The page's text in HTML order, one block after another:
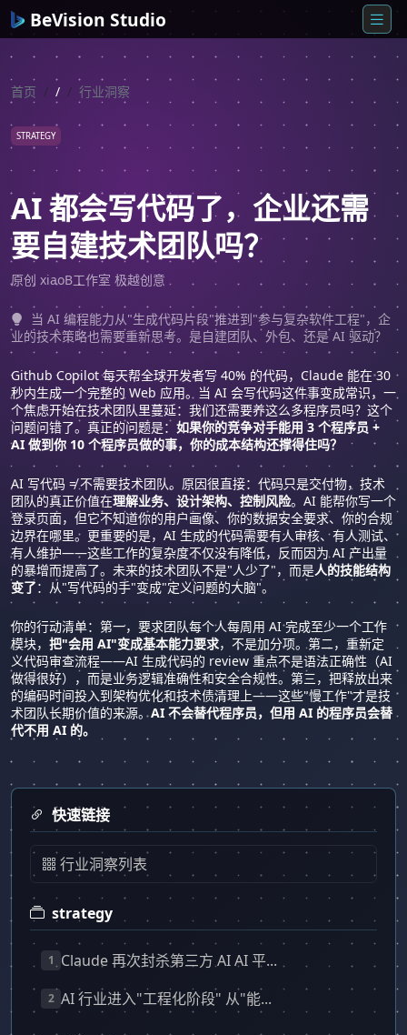
BeVision Studio
首页 / 行业洞察
STRATEGY
AI 都会写代码了，企业还需
要自建技术团队吗？
原创 xiaoB工作室 极越创意
当 AI 编程能力从"生成代码片段"推进到"参与复杂软件工程"，企
业的技术策略也需要重新思考。是自建团队、外包、还是 AI 驱动？
Github Copilot 每天帮全球开发者写 40% 的代码，Claude 能在 30
秒内生成一个完整的 Web 应用。当 AI 会写代码这件事变成常识，一
个焦虑开始在技术团队里蔓延：我们还需要养这么多程序员吗？这个
问题问错了。真正的问题是： 如果你的竞争对手能用 3 个程序员 +
AI 做到你 10 个程序员做的事，你的成本结构还撑得住吗？
AI 写代码 ≠ 不需要技术团队。原因很直接：代码只是交付物，技术
团队的真正价值在理解业务、设计架构、控制风险。AI 能帮你写一个
登录页面，但它不知道你的用户画像、你的数据安全要求、你的合规
边界在哪里。更重要的是，AI 生成的代码需要有人审核、有人测试、
有人维护——这些工作的复杂度不仅没有降低，反而因为 AI 产出量
的暴增而提高了。未来的技术团队不是"人少了"，而是人的技能结构
变了：从"写代码的手"变成"定义问题的大脑"。
你的行动清单：第一，要求团队每个人每周用 AI 完成至少一个工作
模块， 把"会用 AI"变成基本能力要求，不是加分项。第二，重新定
义代码审查流程——AI 生成代码的 review 重点不是语法正确性（AI
做得很好），而是业务逻辑准确性和安全合规性。第三，把释放出来
的编码时间投入到架构优化和技术债清理上——这些"慢工作"才是技
术团队长期价值的来源。AI 不会替代程序员，但用 AI 的程序员会替
代不用 AI 的。
快速链接
行业洞察列表
strategy
1 Claude 再次封杀第三方 AI AI 平...
2 AI 行业进入"工程化阶段" 从"能...